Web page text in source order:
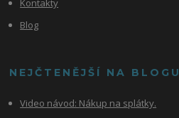
Kontakty
Blog
NEJČTENĚJŠÍ NA BLOGU
Video návod: Nákup na splátky.